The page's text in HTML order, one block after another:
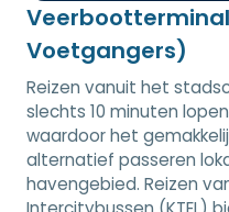
Voetgangers)
Reizen vanuit het
slechts 10 minuten
waardoor het
alternatief passeren
havengebied. Reizen